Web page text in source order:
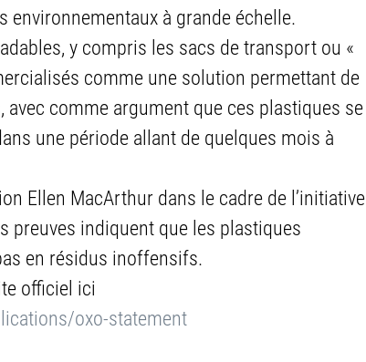
à grande échelle.
y compris les sacs de transport ou «
comme une solution permettant de
comme argument que ces plastiques se
une période allant de quelques mois à
Ellen MacArthur dans le cadre de l’initiative
preuves indiquent que les plastiques
en résidus inoffensifs.
officiel ici
oxo-statement